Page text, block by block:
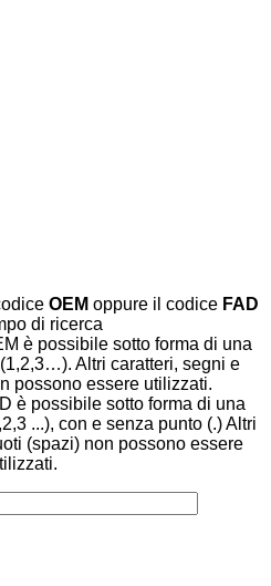
OEM oppure il codice FAD
di ricerca
è possibile sotto forma di una
Altri caratteri, segni e
possono essere utilizzati.
è possibile sotto forma di una
...), con e senza punto (.) Altri
(spazi) non possono essere